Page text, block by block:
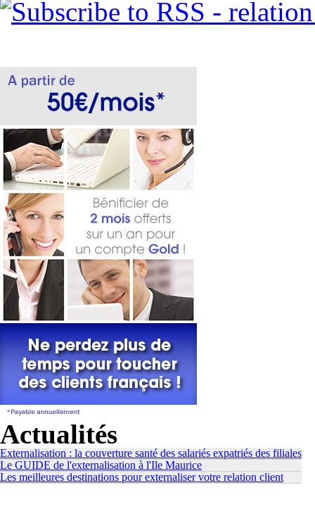
Actualités
Externalisation : la couverture santé des salariés expatriés des filiales
Le GUIDE de l'externalisation à l'Ile Maurice
Les meilleures destinations pour externaliser votre relation client